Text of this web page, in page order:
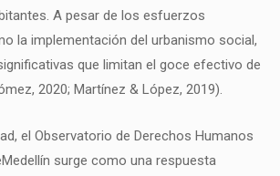
A pesar de los esfuerzos
la implementación del urbanismo social,
que limitan el goce efectivo de
2020; Martínez & López, 2019).
el Observatorio de Derechos Humanos
surge como una respuesta